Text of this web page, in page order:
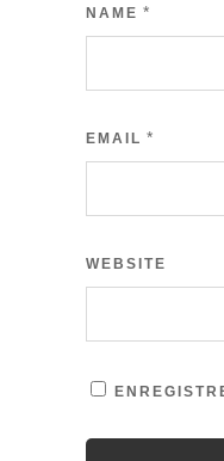
NAME *
EMAIL *
WEBSITE